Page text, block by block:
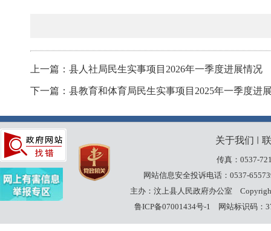
上一篇：县人社局民生实事项目2026年一季度进展情况
下一篇：县教育和体育局民生实事项目2025年一季度进
关于我们
传真：0537-
网站信息安全投诉电话：0537-
主办：汶上县人民政府办公室
鲁ICP备07001434号-1
网站标识码：